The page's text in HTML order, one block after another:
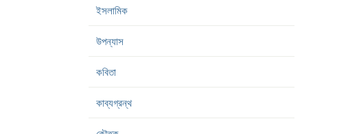
ইসলামিক
উপন্যাস
কবিতা
কাব্যগ্রন্থ